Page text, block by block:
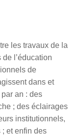
les travaux de la
l’éducation
de
dans et
an : des
; des éclairages
institutionnels,
et enfin des